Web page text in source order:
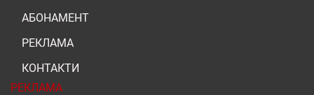
АБОНАМЕНТ
РЕКЛАМА
КОНТАКТИ
РЕКЛАМА